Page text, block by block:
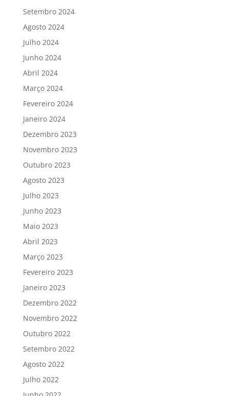
Setembro 2024
Agosto 2024
Julho 2024
Junho 2024
Abril 2024
Março 2024
Fevereiro 2024
Janeiro 2024
Dezembro 2023
Novembro 2023
Outubro 2023
Agosto 2023
Julho 2023
Junho 2023
Maio 2023
Abril 2023
Março 2023
Fevereiro 2023
Janeiro 2023
Dezembro 2022
Novembro 2022
Outubro 2022
Setembro 2022
Agosto 2022
Julho 2022